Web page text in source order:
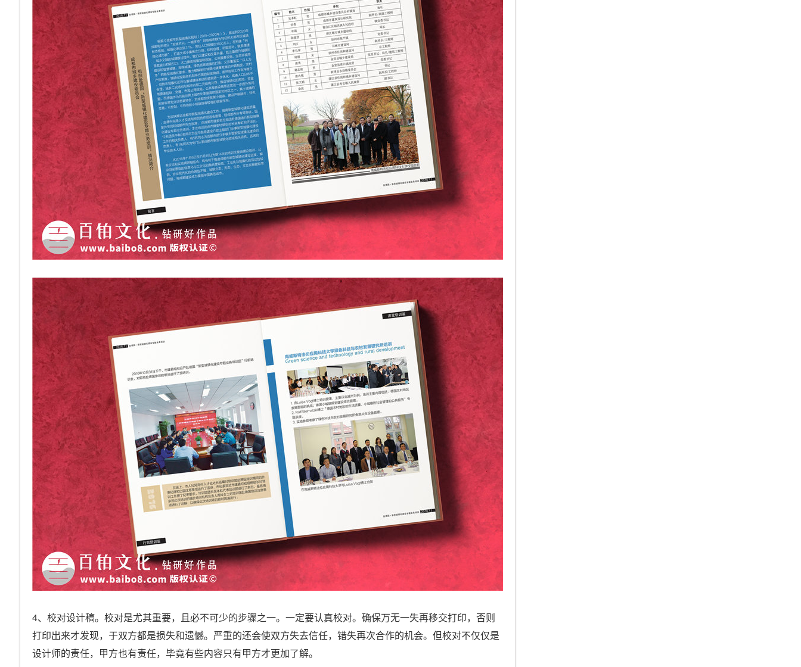
4、校对设计稿。校对是尤其重要，且必不可少的步骤之一。一定要认真校对。确保万无一失再移交打印，否则
打印出来才发现，于双方都是损失和遗憾。严重的还会使双方失去信任，错失再次合作的机会。但校对不仅仅是
设计师的责任，甲方也有责任，毕竟有些内容只有甲方才更加了解。